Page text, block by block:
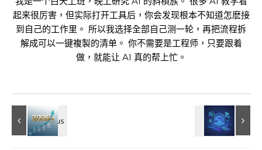
起来很厉害，但实际打开工具后，你会发现根本不知道怎麽接
到自己的工作里。 所以我选择全部自己测一轮，再把流程拆
解成可以一键複製的清单。 你不需要是工程师，只要跟着
做，就能让 AI 真的帮上忙。